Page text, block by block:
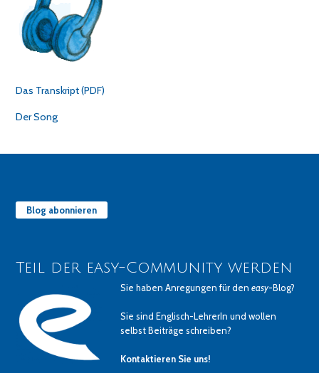
Das Transkript (PDF)
Der Song
Blog abonnieren
Teil der easy-Community werden
Sie haben Anregungen für deneasy-Blog?
Sie sind Englisch-LehrerIn und wollen
selbst Beiträge schreiben?
Kontaktieren Sie uns!